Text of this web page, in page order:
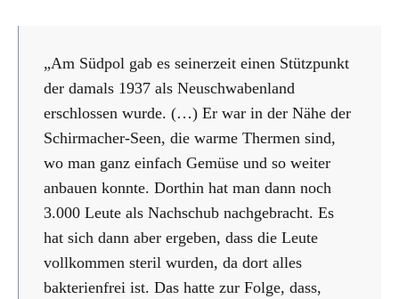
„Am Südpol gab es seinerzeit einen Stützpunkt
der damals 1937 als Neuschwabenland
erschlossen wurde. (…) Er war in der Nähe der
Schirmacher-Seen, die warme Thermen sind,
wo man ganz einfach Gemüse und so weiter
anbauen konnte. Dorthin hat man dann noch
3.000 Leute als Nachschub nachgebracht. Es
hat sich dann aber ergeben, dass die Leute
vollkommen steril wurden, da dort alles
bakterienfrei ist. Das hatte zur Folge, dass,